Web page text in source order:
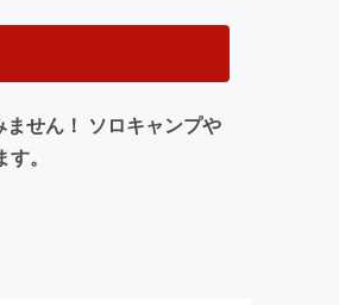
せん！ ソロキャンプや
。